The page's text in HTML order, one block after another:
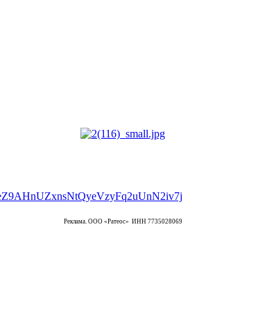
Реклама. ООО «Ратеос» ИНН 7735028069